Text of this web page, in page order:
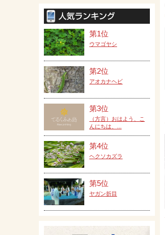
第1位
ウマゴヤシ
第2位
アオカナヘビ
第3位
（方言）おはよう、こ
んにちは、...
第4位
ヘクソカズラ
第5位
ヤガン折目